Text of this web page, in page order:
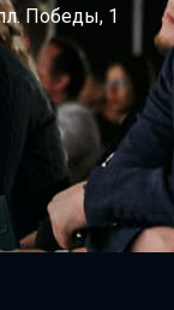
Победы, 1